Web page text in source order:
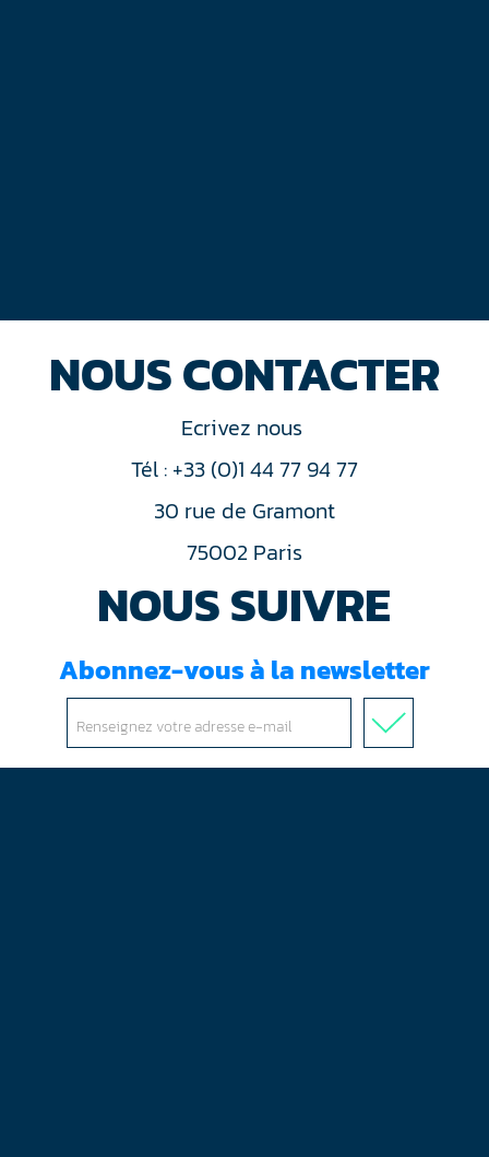
NOUS CONTACTER
Ecrivez nous
Tél : +33 (0)1 44 77 94 77
30 rue de Gramont
75002 Paris
NOUS SUIVRE
Abonnez-vous à la newsletter